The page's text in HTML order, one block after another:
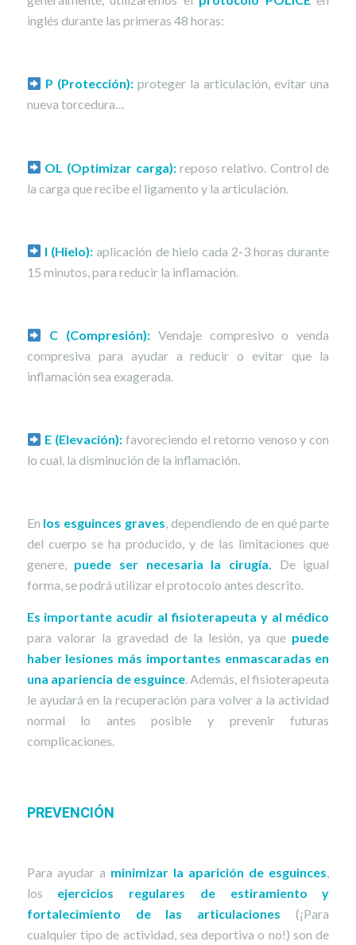
inglés durante las primeras 48 horas:
P (Protección):proteger la articulación, evitar una
nueva torcedura…
OL (Optimizar carga):reposo relativo. Control de
la carga que recibe el ligamento y la articulación.
I (Hielo): aplicación de hielo cada 2-3 horas durante
15 minutos, para reducir la inflamación.
C (Compresión):Vendaje compresivo o venda
compresiva para ayudar a reducir o evitar que la
inflamación sea exagerada.
E (Elevación):favoreciendo el retorno venoso y con
lo cual, la disminución de la inflamación.
En los esguinces graves, dependiendo de en qué parte
del cuerpo se ha producido, y de las limitaciones que
genere, puede ser necesaria la cirugía. De igual
forma, se podrá utilizar el protocolo antes descrito.
Es importante acudir al fisioterapeuta y al médico
para valorar la gravedad de la lesión, ya que puede
haber lesiones más importantes enmascaradas en
una apariencia de esguince. Además, el fisioterapeuta
le ayudará en la recuperación para volver a la actividad
normal lo antes posible y prevenir futuras
complicaciones.
PREVENCIÓN
Para ayudar a minimizar la aparición de esguinces
los ejercicios regulares de estiramiento y
fortalecimiento de las articulaciones (¡Para
cualquier tipo de actividad, sea deportiva o no!) son de